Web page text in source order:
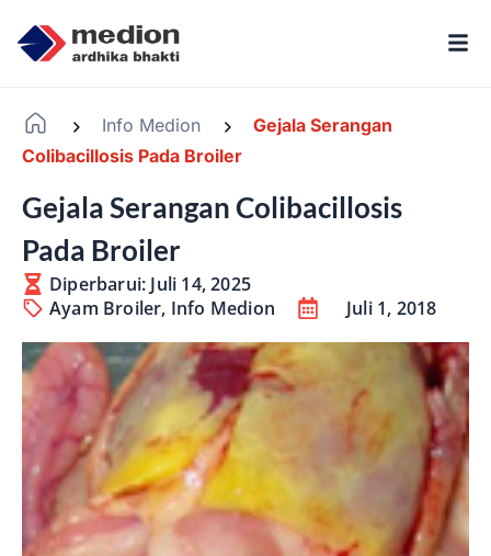
Info Medion
Gejala Serangan
Colibacillosis Pada Broiler
Gejala Serangan Colibacillosis
Pada Broiler
Diperbarui: Juli 14, 2025
Ayam Broiler, Info Medion Juli 1, 2018